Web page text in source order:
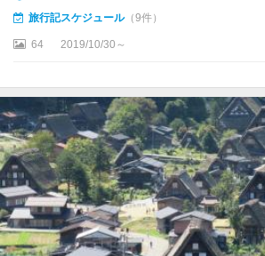
旅行記スケジュール（9件）
64 2019/10/30～